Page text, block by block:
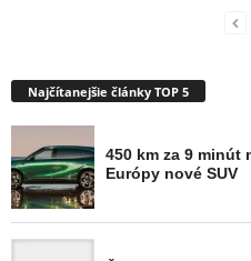
Najčítanejšie články TOP 5